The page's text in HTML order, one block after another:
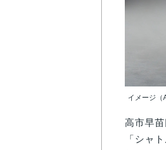
イメージ（
高市早
「シャ